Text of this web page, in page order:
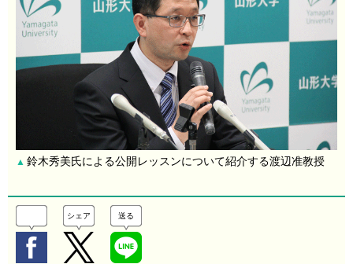
▲ 鈴木秀美氏による公開レッスンについて紹介する渡辺准教授
シェア 送る